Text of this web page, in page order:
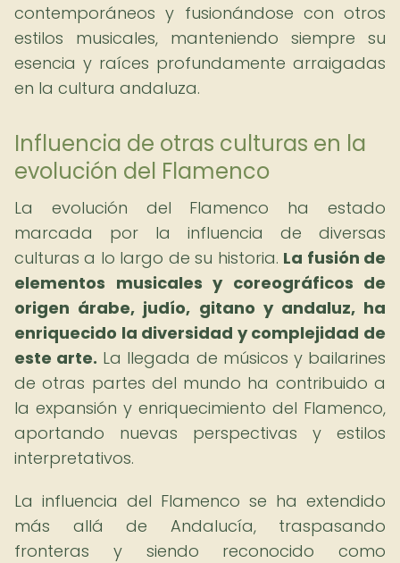
contemporáneos y fusionándose con otros
estilos musicales, manteniendo siempre su
esencia y raíces profundamente arraigadas
en la cultura andaluza.
Influencia de otras culturas en la
evolución del Flamenco
La evolución del Flamenco ha estado
marcada por la influencia de diversas
culturas a lo largo de su historia. La fusión de
elementos musicales y coreográficos de
origen árabe, judío, gitano y andaluz, ha
enriquecido la diversidad y complejidad de
este arte. La llegada de músicos y bailarines
de otras partes del mundo ha contribuido a
la expansión y enriquecimiento del Flamenco,
aportando nuevas perspectivas y estilos
interpretativos.
La influencia del Flamenco se ha extendido
más allá de Andalucía, traspasando
fronteras y siendo reconocido como